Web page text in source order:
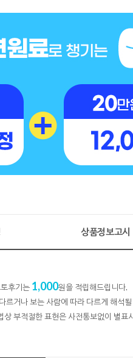
상품정보고시
후기는 1,000원을 적립해드립니다.
르거나 보는 사람에 따라 다르게 해석
부적절한 표현은 사전통보없이 별표